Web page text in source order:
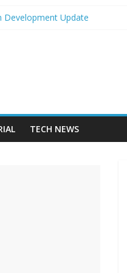
Development Update
TECH NEWS